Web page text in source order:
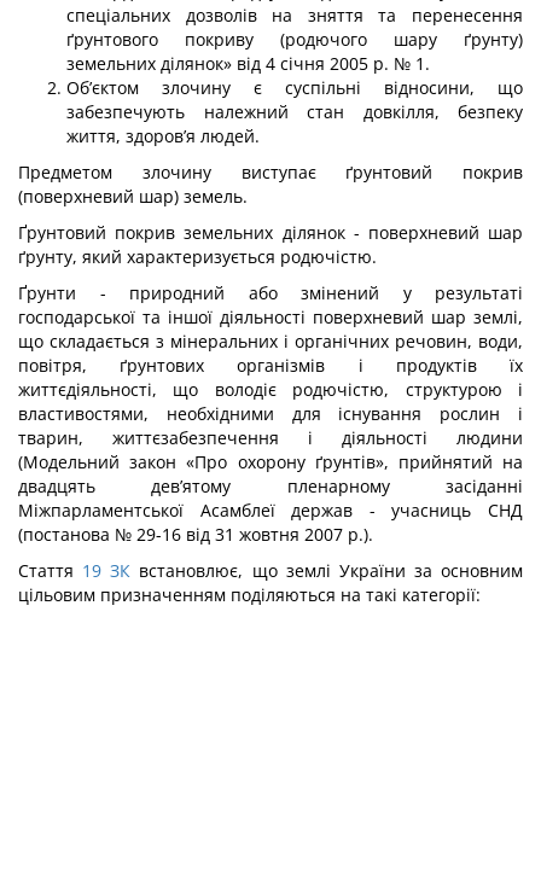
спеціальних дозволів на зняття та перенесення
ґрунтового покриву (родючого шару ґрунту)
земельних ділянок» від 4 січня 2005 р. № 1.
Об’єктом злочину є суспільні відносини, що
забезпечують належний стан довкілля, безпеку
життя, здоров’я людей.
Предметом злочину виступає ґрунтовий покрив
(поверхневий шар) земель.
Ґрунтовий покрив земельних ділянок - поверхневий шар
ґрунту, який харак­теризується родючістю.
Ґрунти - природний або змінений у результаті
господарської та іншої діяльності поверхневий шар землі,
що складається з мінеральних і органічних речовин, води,
повітря, ґрунтових організмів і продуктів їх
життєдіяльності, що володіє родючістю, структурою і
властивостями, необхідними для існування рослин і
тварин, життєзабезпечення і діяльності людини
(Модельний закон «Про охорону ґрунтів», прийнятий на
двадцять дев’ятому пленарному засіданні
Міжпарламентської Асамблеї держав - учасниць СНД
(постанова № 29-16 від 31 жовтня 2007 р.).
Стаття 19ЗК встановлює, що землі України за основним
цільовим призначенням поділяються на такі категорії: